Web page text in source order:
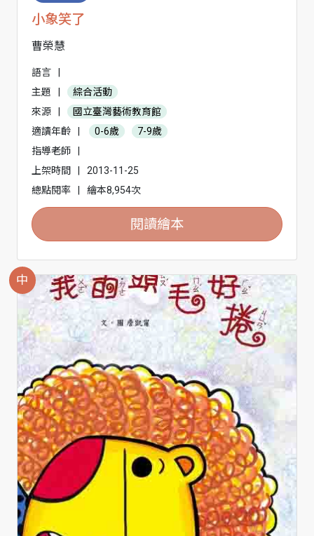
小象笑了
曹榮慧
語言
主題
綜合活動
來源
國立臺灣藝術教育館
適讀年齡
0-6歲
7-9歲
指導老師
上架時間
2013-11-25
總點閱率
繪本8,954次
閱讀繪本
中